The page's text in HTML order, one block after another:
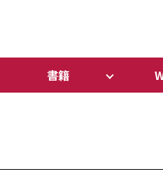
書籍